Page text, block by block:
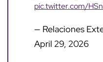
pic.twitter.com/
— Relaciones
April 29, 2026